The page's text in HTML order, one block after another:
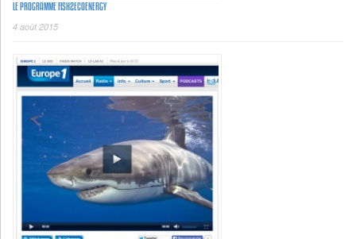
LE PROGRAMME FISH2ECOENERGY
4 août 2015